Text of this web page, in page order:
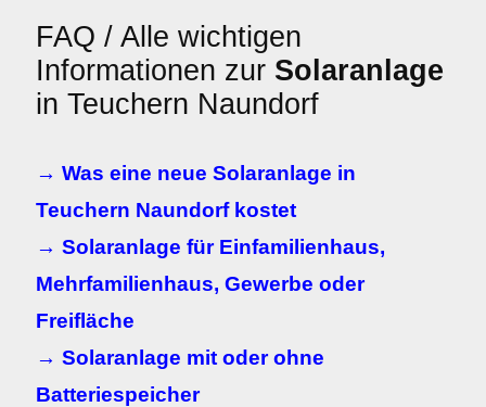
FAQ / Alle wichtigen
Informationen zur Solaranlage
in Teuchern Naundorf
→ Was eine neue Solaranlage in
Teuchern Naundorf kostet
→ Solaranlage für Einfamilienhaus,
Mehrfamilienhaus, Gewerbe oder
Freifläche
→ Solaranlage mit oder ohne
Batteriespeicher